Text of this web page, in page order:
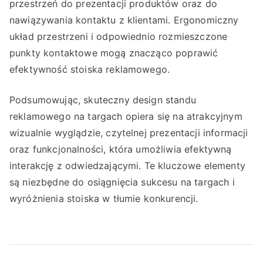
przestrzeń do prezentacji produktów oraz do
nawiązywania kontaktu z klientami. Ergonomiczny
układ przestrzeni i odpowiednio rozmieszczone
punkty kontaktowe mogą znacząco poprawić
efektywność stoiska reklamowego.
Podsumowując, skuteczny design standu
reklamowego na targach opiera się na atrakcyjnym
wizualnie wyglądzie, czytelnej prezentacji informacji
oraz funkcjonalności, która umożliwia efektywną
interakcję z odwiedzającymi. Te kluczowe elementy
są niezbędne do osiągnięcia sukcesu na targach i
wyróżnienia stoiska w tłumie konkurencji.